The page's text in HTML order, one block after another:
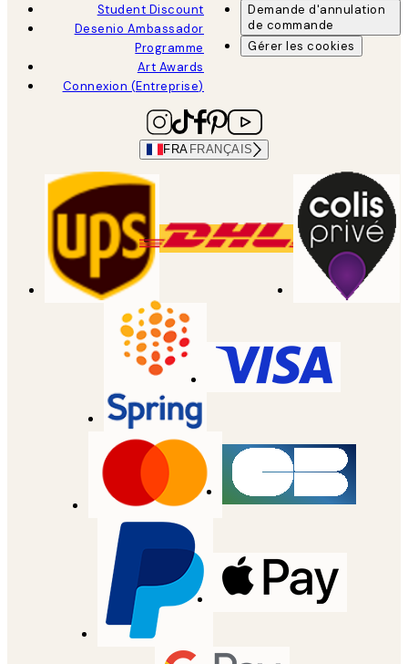
Student Discount
Desenio Ambassador
Programme
Art Awards
Connexion (Entreprise)
Demande d'annulation
de commande
Gérer les cookies
FRA FRANÇAIS